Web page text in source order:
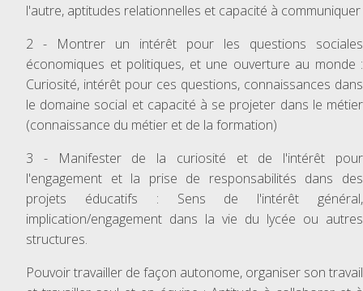
l'autre, aptitudes relationnelles et capacité à communiquer
2 - Montrer un intérêt pour les questions sociales
économiques et politiques, et une ouverture au monde :
Curiosité, intérêt pour ces questions, connaissances dans
le domaine social et capacité à se projeter dans le métier
(connaissance du métier et de la formation)
3 - Manifester de la curiosité et de l'intérêt pour
l'engagement et la prise de responsabilités dans des
projets éducatifs : Sens de l'intérêt général,
implication/engagement dans la vie du lycée ou autres
structures.
Pouvoir travailler de façon autonome, organiser son travail